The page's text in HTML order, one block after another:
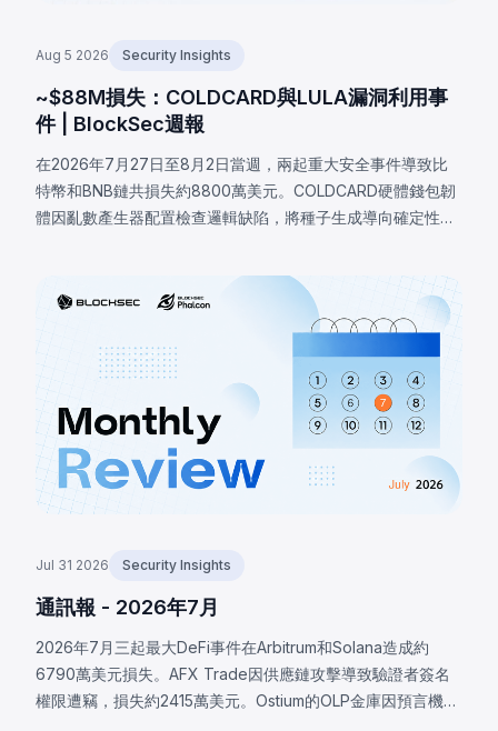
Aug 5 2026 Security Insights
~$88M損失：COLDCARD與LULA漏洞利用事
件 | BlockSec週報
在2026年7月27日至8月2日當週，兩起重大安全事件導致比
特幣和BNB鏈共損失約8800萬美元。COLDCARD硬體錢包韌
體因亂數產生器配置檢查邏輯缺陷，將種子生成導向確定性軟
洞損失約57.8萬美元，攻擊者觸發特權`recycle()`函數，從
PancakeSwap V2流動池抽取LULA並操控儲備餘額，耗盡其
Jul 31 2026 Security Insights
通訊報 - 2026年7月
2026年7月三起最大DeFi事件在Arbitrum和Solana造成約
6790萬美元損失。AFX Trade因供應鏈攻擊導致驗證者簽名
權限遭竊，損失約2415萬美元。Ostium的OLP金庫因預言機基